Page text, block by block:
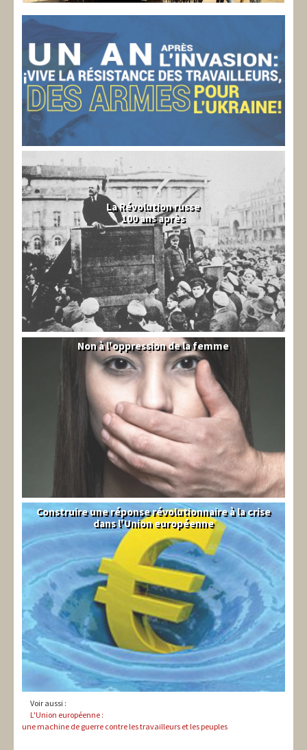
La Révolution russe
100 ans après
Syrie
Non à l'oppression de la femme
Syndical
Construire une réponse révolutionnaire à la crise
dans l'Union européenne
Voir aussi :
L'Union européenne :
une machine de guerre contre les travailleurs et les peuples